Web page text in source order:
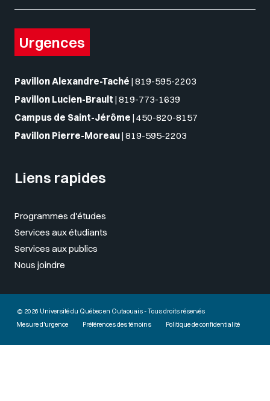
Urgences
Pavillon Alexandre-Taché | 819-595-2203
Pavillon Lucien-Brault | 819-773-1639
Campus de Saint-Jérôme | 450-820-8157
Pavillon Pierre-Moreau| 819-595-2203
Liens rapides
Programmes d'études
Services aux étudiants
Services aux publics
Nous joindre
© 2026 Université du Québec en Outaouais - Tous droits réservés
Mesure d'urgence
Préférences des témoins Politique de confidentialité